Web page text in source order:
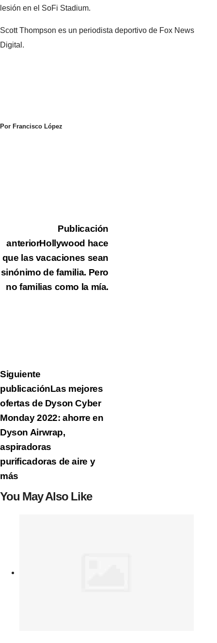
lesión en el SoFi Stadium.
Scott Thompson es un periodista deportivo de Fox News
Digital.
Por Francisco López
Publicación
anteriorHollywood hace
que las vacaciones sean
sinónimo de familia. Pero
no familias como la mía.
Siguiente
publicaciónLas mejores
ofertas de Dyson Cyber ​​​​
Monday 2022: ahorre en
Dyson Airwrap,
aspiradoras
purificadoras de aire y
más
You May Also Like